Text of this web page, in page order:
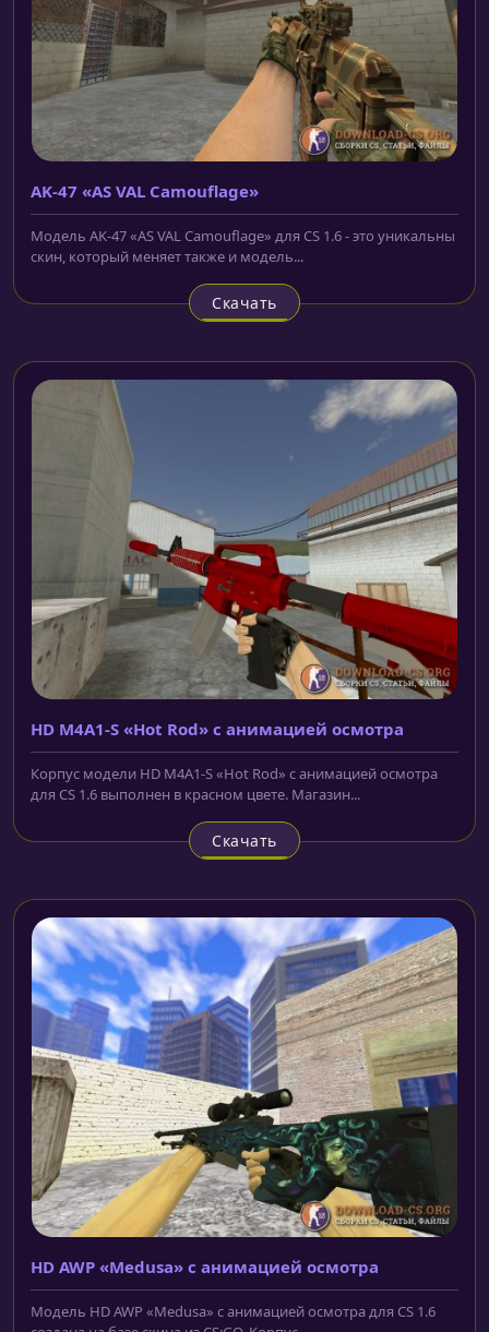
AK-47 «AS VAL Camouflage»
Модель AK-47 «AS VAL Camouflage» для CS 1.6 - это уникальны
скин, который меняет также и модель...
Скачать
HD M4A1-S «Hot Rod» с анимацией осмотра
Корпус модели HD M4A1-S «Hot Rod» с анимацией осмотра
для CS 1.6 выполнен в красном цвете. Магазин...
Скачать
HD AWP «Medusa» с анимацией осмотра
Модель HD AWP «Medusa» с анимацией осмотра для CS 1.6